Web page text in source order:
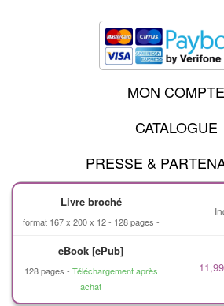
Livre broché
format 167 x 200 x 12 128 pages
eBook [ePub]
128 pages
Téléchargement après
achat
MON COMPTE
CATALOGUE
PRESSE &
MENTIONS LÉGALES
CONDITIONS GÉNÉRALES
CONDITIONS GÉNÉRALES
CHARTE DE